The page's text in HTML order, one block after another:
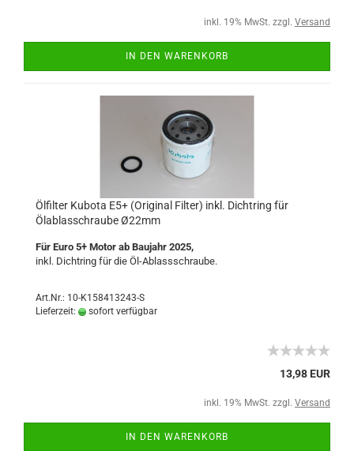
inkl. 19% MwSt. zzgl. Versand
IN DEN WARENKORB
Ölfilter Kubota E5+ (Original Filter) inkl. Dichtring für
Ölablasschraube Ø22mm
Für Euro 5+ Motor ab Baujahr 2025,
inkl. Dichtring für die Öl-Ablassschraube.
Art.Nr.: 10-K158413243-S
Lieferzeit:
sofort verfügbar
13,98 EUR
inkl. 19% MwSt. zzgl. Versand
IN DEN WARENKORB